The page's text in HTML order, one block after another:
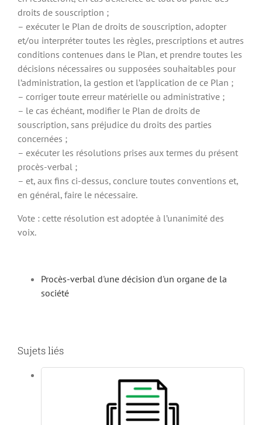
droits de souscription ;
– exécuter le Plan de droits de souscription, adopter
et/ou interpréter toutes les règles, prescriptions et autres
conditions contenues dans le Plan, et prendre toutes les
décisions nécessaires ou supposées souhaitables pour
l’administration, la gestion et l’application de ce Plan ;
– corriger toute erreur matérielle ou administrative ;
– le cas échéant, modifier le Plan de droits de
souscription, sans préjudice du droits des parties
concernées ;
– exécuter les résolutions prises aux termes du présent
procès-verbal ;
– et, aux fins ci-dessus, conclure toutes conventions et,
en général, faire le nécessaire.
Vote : cette résolution est adoptée à l’unanimité des
voix.
Procès-verbal d'une décision d'un organe de la
société
Sujets liés